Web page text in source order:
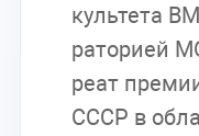
куль­те­та
ра­то­ри­ей
ре­ат
СССР в